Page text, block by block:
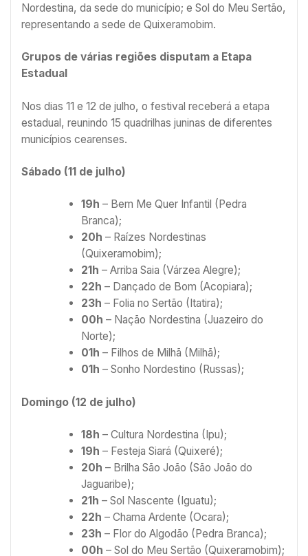
Nordestina, da sede do município; e Sol do Meu Sertão,
representando a sede de Quixeramobim.
Grupos de várias regiões disputam a Etapa
Estadual
Nos dias 11 e 12 de julho, o festival receberá a etapa
estadual, reunindo 15 quadrilhas juninas de diferentes
municípios cearenses.
Sábado (11 de julho)
19h – Bem Me Quer Infantil (Pedra
Branca);
20h – Raízes Nordestinas
(Quixeramobim);
21h – Arriba Saia (Várzea Alegre);
22h – Dançado de Bom (Acopiara);
23h – Folia no Sertão (Itatira);
00h – Nação Nordestina (Juazeiro do
Norte);
01h – Filhos de Milhã (Milhã);
01h – Sonho Nordestino (Russas);
Domingo (12 de julho)
18h – Cultura Nordestina (Ipu);
19h – Festeja Siará (Quixeré);
20h – Brilha São João (São João do
Jaguaribe);
21h – Sol Nascente (Iguatu);
22h – Chama Ardente (Ocara);
23h – Flor do Algodão (Pedra Branca);
00h – Sol do Meu Sertão (Quixeramobim);